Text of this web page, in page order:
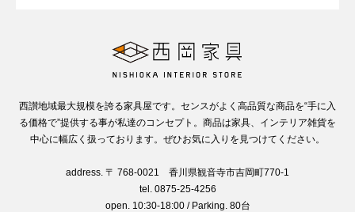
西讃地域最大規模を誇る家具屋です。センスがよく高品質な商品を“手に入
る価格で”提供する事が私達のコンセプト。商品は家具、インテリア雑貨を
中心に幅広く扱っております。ぜひお気に入りを見つけてください。
address. 〒 768-0021 香川県観音寺市吉岡町770-1
tel. 0875-25-4256
open. 10:30-18:00 / Parking. 80台